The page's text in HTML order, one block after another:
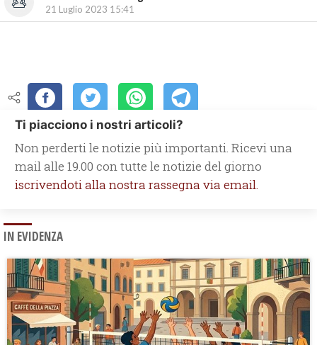
21 Luglio 2023 15:41
Ti piacciono i nostri articoli?
Non perderti le notizie più importanti. Ricevi una
mail alle 19.00 con tutte le notizie del giorno
iscrivendoti alla nostra rassegna via email.
IN EVIDENZA